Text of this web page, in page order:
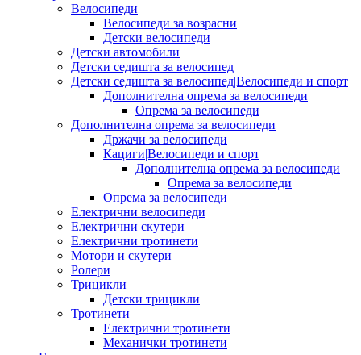
Велосипеди
Велосипеди за возрасни
Детски велосипеди
Детски автомобили
Детски седишта за велосипед
Детски седишта за велосипед|Велосипеди и спорт
Дополнителна опрема за велосипеди
Опрема за велосипеди
Дополнителна опрема за велосипеди
Држачи за велосипеди
Кациги|Велосипеди и спорт
Дополнителна опрема за велосипеди
Опрема за велосипеди
Опрема за велосипеди
Електрични велосипеди
Електрични скутери
Електрични тротинети
Мотори и скутери
Ролери
Трицикли
Детски трицикли
Тротинети
Електрични тротинети
Механички тротинети